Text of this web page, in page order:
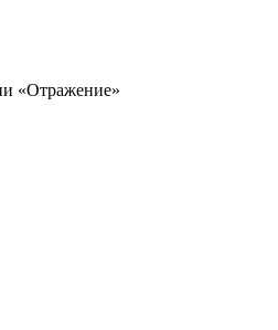
«Отражение»